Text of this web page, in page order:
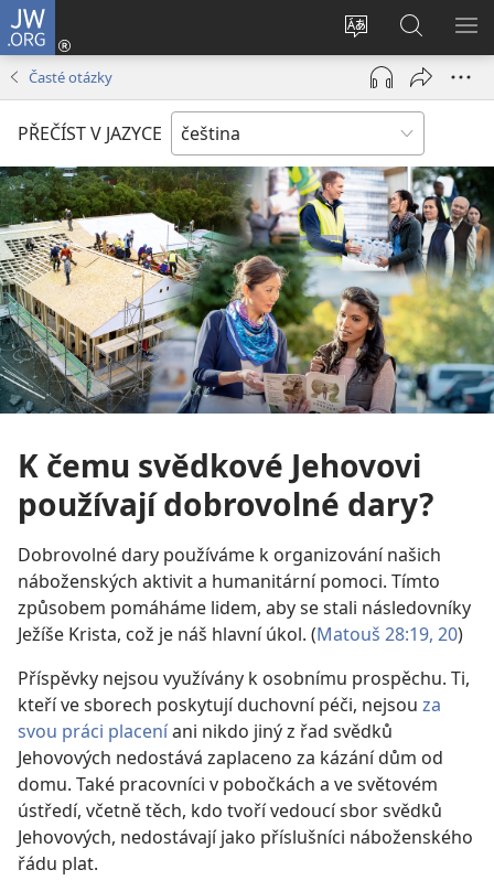
JW.ORG
Změnit
jazyk
stránek
Přihlásit
se
(otevřeno
okno)
Hledat
na
JW.ORG
Časté otázky
PŘEČÍST V JAZYCE
K čemu svědkové Jehovovi
používají dobrovolné dary?
Dobrovolné dary používáme k organizování našich
náboženských aktivit a humanitární pomoci. Tímto
způsobem pomáháme lidem, aby se stali následovníky
Ježíše Krista, což je náš hlavní úkol. (Matouš 28:19, 20)
Příspěvky nejsou využívány k osobnímu prospěchu. Ti,
kteří ve sborech poskytují duchovní péči, nejsou za
svou práci placeníani nikdo jiný z řad svědků
Jehovových nedostává zaplaceno za kázání dům od
domu. Také pracovníci v pobočkách a ve světovém
ústředí, včetně těch, kdo tvoří vedoucí sbor svědků
Jehovových, nedostávají jako příslušníci náboženského
řádu plat.